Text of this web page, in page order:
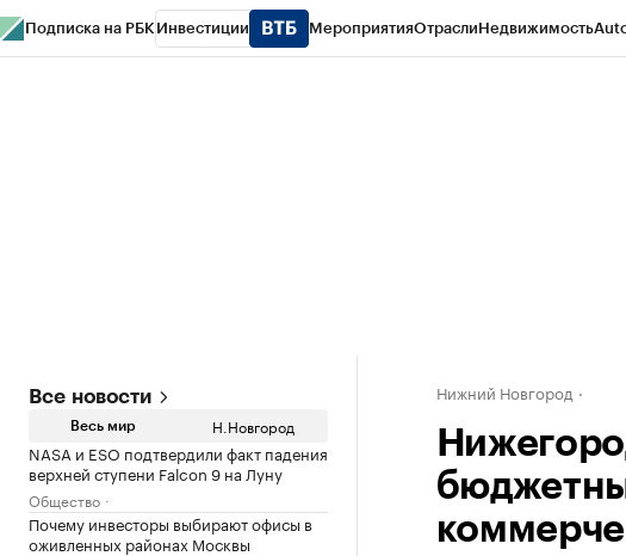
Подписка на РБК Инвестиции МероприятияОтраслиНедвижимость
Все новости
Весь мир Н.Новгород
NASA и ESO подтвердили факт падения
верхней ступени Falcon 9 на Луну
Общество
Почему инвесторы выбирают офисы в
оживленных районах Москвы
Нижний Новгород